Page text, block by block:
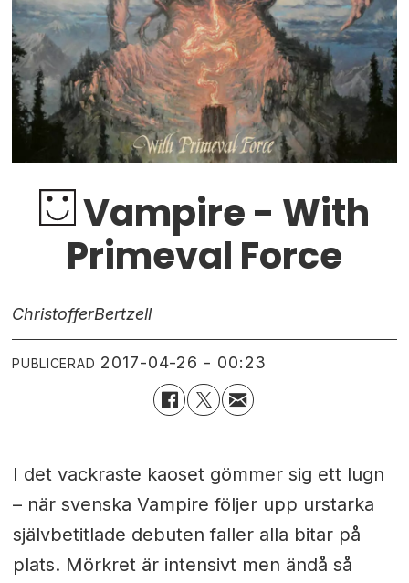
Vampire - With
Primeval Force
ChristofferBertzell
PUBLICERAD 2017-04-26 - 00:23
I det vackraste kaoset gömmer sig ett lugn
– när svenska Vampire följer upp urstarka
självbetitlade debuten faller alla bitar på
plats. Mörkret är intensivt men ändå så